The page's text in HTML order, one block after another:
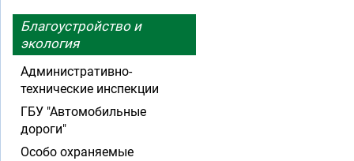
Благоустройство и
экология
Административно-
технические инспекции
ГБУ "Автомобильные
дороги"
Особо охраняемые